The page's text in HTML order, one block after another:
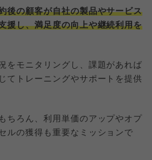
後の顧客が自社の製品やサービス
援し、満足度の向上や継続利用を
をモニタリングし、課題があれば
てトレーニングやサポートを提供
ちろん、利用単価のアップやオプ
ルの獲得も重要なミッションで